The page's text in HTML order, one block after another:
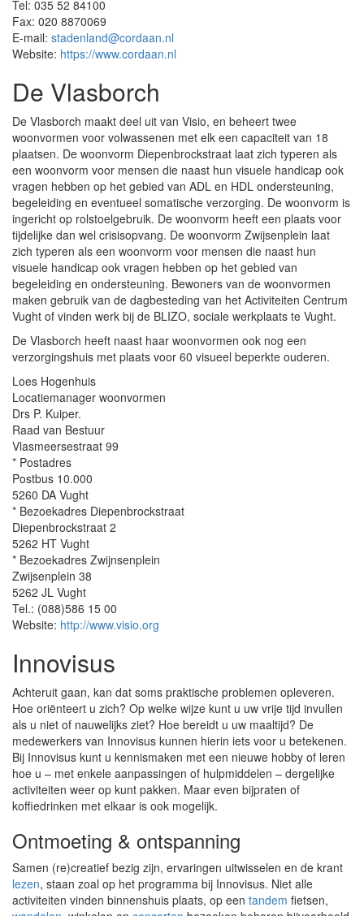
Tel: 035 52 84100
Fax: 020 8870069
E-mail: stadenland@cordaan.nl
Website: https://www.cordaan.nl
De Vlasborch
De Vlasborch maakt deel uit van Visio, en beheert twee
woonvormen voor volwassenen met elk een capaciteit van 18
plaatsen. De woonvorm Diepenbrockstraat laat zich typeren als
een woonvorm voor mensen die naast hun visuele handicap ook
vragen hebben op het gebied van ADL en HDL ondersteuning,
begeleiding en eventueel somatische verzorging. De woonvorm is
ingericht op rolstoelgebruik. De woonvorm heeft een plaats voor
tijdelijke dan wel crisisopvang. De woonvorm Zwijsenplein laat
zich typeren als een woonvorm voor mensen die naast hun
visuele handicap ook vragen hebben op het gebied van
begeleiding en ondersteuning. Bewoners van de woonvormen
maken gebruik van de dagbesteding van het Activiteiten Centrum
Vught of vinden werk bij de BLIZO, sociale werkplaats te Vught.
De Vlasborch heeft naast haar woonvormen ook nog een
verzorgingshuis met plaats voor 60 visueel beperkte ouderen.
Loes Hogenhuis
Locatiemanager woonvormen
Drs P. Kuiper.
Raad van Bestuur
Vlasmeersestraat 99
* Postadres
Postbus 10.000
5260 DA Vught
* Bezoekadres Diepenbrockstraat
Diepenbrockstraat 2
5262 HT Vught
* Bezoekadres Zwijnsenplein
Zwijsenplein 38
5262 JL Vught
Tel.: (088)586 15 00
Website: http://www.visio.org
Innovisus
Achteruit gaan, kan dat soms praktische problemen opleveren.
Hoe oriënteert u zich? Op welke wijze kunt u uw vrije tijd invullen
als u niet of nauwelijks ziet? Hoe bereidt u uw maaltijd? De
medewerkers van Innovisus kunnen hierin iets voor u betekenen.
Bij Innovisus kunt u kennismaken met een nieuwe hobby of leren
hoe u – met enkele aanpassingen of hulpmiddelen – dergelijke
activiteiten weer op kunt pakken. Maar even bijpraten of
koffiedrinken met elkaar is ook mogelijk.
Ontmoeting & ontspanning
Samen (re)creatief bezig zijn, ervaringen uitwisselen en de krant
lezen, staan zoal op het programma bij Innovisus. Niet alle
activiteiten vinden binnenshuis plaats, op een tandem fietsen,